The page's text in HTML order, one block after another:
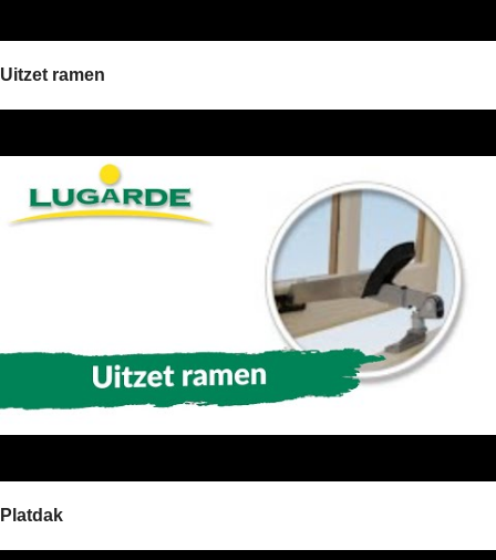
Uitzet ramen
Platdak